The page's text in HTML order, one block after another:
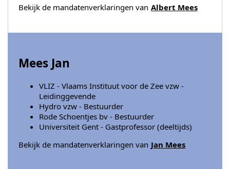
Bekijk de mandatenverklaringen van Albert Mees
Mees Jan
VLIZ - Vlaams Instituut voor de Zee vzw -
Leidinggevende
Hydro vzw - Bestuurder
Rode Schoentjes bv - Bestuurder
Universiteit Gent - Gastprofessor (deeltijds)
Bekijk de mandatenverklaringen van Jan Mees